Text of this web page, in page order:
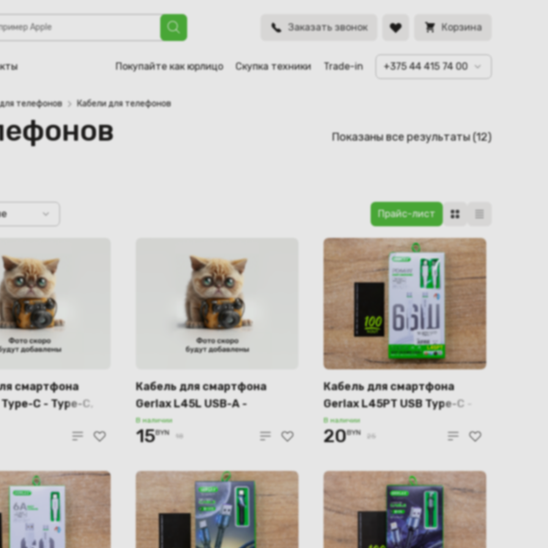
Заказать звонок Корзина
Покупайте как юрлицо Скупка техники Trade-in +375 44 415 74 00
телефонов Кабели для телефонов
Показаны все результаты (12)
смартфона
C - Type-C,
Кабель для смартфона
Gerlax L45L USB-A -
Lightning 6A, 1 м.
В наличии
15BYN 18
Кабель для смартфона
Gerlax L45PT USB Type-C -
USB Type-C PD66W 6A, 1 м.
В наличии
20BYN